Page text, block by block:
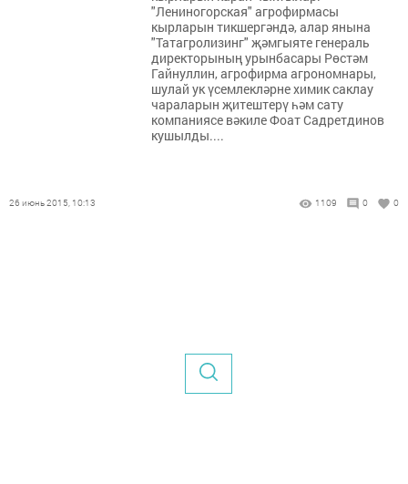
"Лениногорская" агрофирмасы
кырларын тикшергәндә, алар янына
"Татагролизинг" җәмгыяте генераль
директорының урынбасары Рөстәм
Гайнуллин, агрофирма агрономнары,
шулай ук үсемлекләрне химик саклау
чараларын җитештерү һәм сату
компаниясе вәкиле Фоат Садретдинов
кушылды....
26 июнь 2015, 10:13 1109 0 0